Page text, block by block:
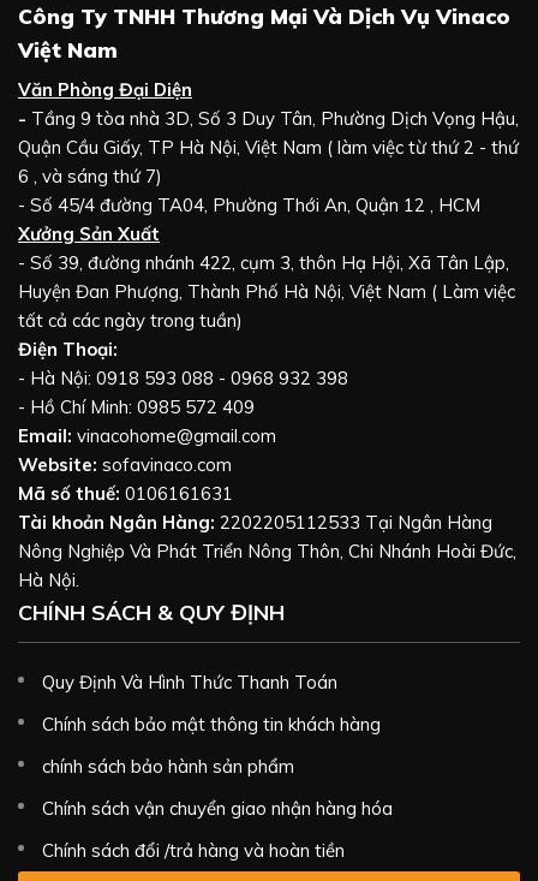
Công Ty TNHH Thương Mại Và Dịch Vụ Vinaco
Việt Nam
Văn Phòng Đại Diện
- Tầng 9 tòa nhà 3D, Số 3 Duy Tân, Phường Dịch Vọng Hậu,
Quận Cầu Giấy, TP Hà Nội, Việt Nam ( làm việc từ thứ 2 - thứ
6 , và sáng thứ 7)
- Số 45/4 đường TA04, Phường Thới An, Quận 12 , HCM
Xưởng Sản Xuất
- Số 39, đường nhánh 422, cụm 3, thôn Hạ Hội, Xã Tân Lập,
Huyện Đan Phượng, Thành Phố Hà Nội, Việt Nam ( Làm việc
tất cả các ngày trong tuần)
Điện Thoại:
- Hà Nội: 0918 593 088 - 0968 932 398
- Hồ Chí Minh: 0985 572 409
Email: vinacohome@gmail.com
Website: sofavinaco.com
Mã số thuế: 0106161631
Tài khoản Ngân Hàng: 2202205112533 Tại Ngân Hàng
Nông Nghiệp Và Phát Triển Nông Thôn, Chi Nhánh Hoài Đức,
Hà Nội.
CHÍNH SÁCH & QUY ĐỊNH
Quy Định Và Hình Thức Thanh Toán
Chính sách bảo mật thông tin khách hàng
chính sách bảo hành sản phẩm
Chính sách vận chuyển giao nhận hàng hóa
Chính sách đổi /trả hàng và hoàn tiền